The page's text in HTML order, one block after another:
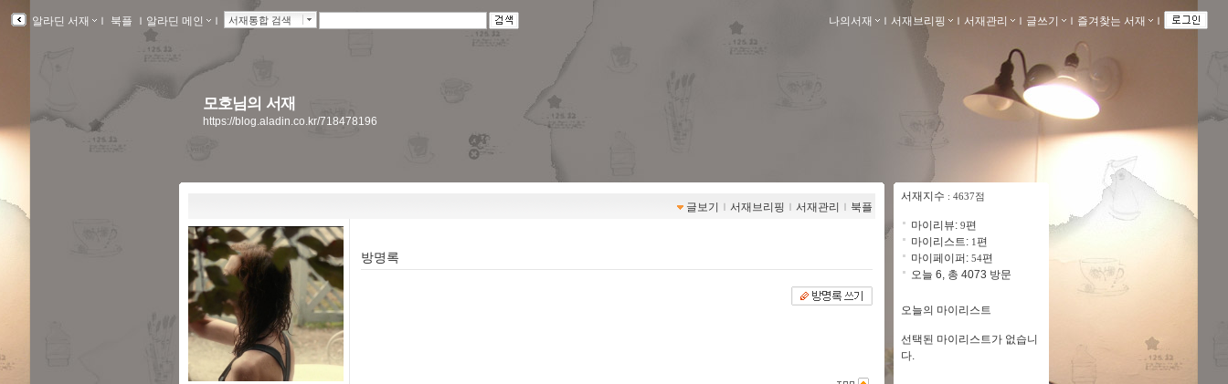
알라딘 서재 ｌ 북플 ｌ 알라딘 메인 ｌ 서재통합 검색 나의서재 ｌ 서재브리핑 ｌ 서재관리 ｌ 글쓰기 ｌ 즐겨찾는 서재 ｌ
모호님의 서재
https://blog.aladin.co.kr/718478196
글보기 ｌ 서재브리핑 ｌ 서재관리 ｌ 북플
방명록
서재지수 : 4637점
마이리뷰: 9편
마이리스트: 1편
마이페이퍼: 54편
오늘 6, 총 4073 방문
오늘의 마이리스트
선택된 마이리스트가 없습니
다.